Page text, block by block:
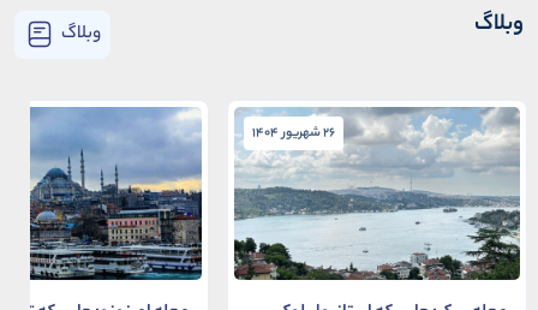
وبلاگ وبلاگ
26 شهریور 1404